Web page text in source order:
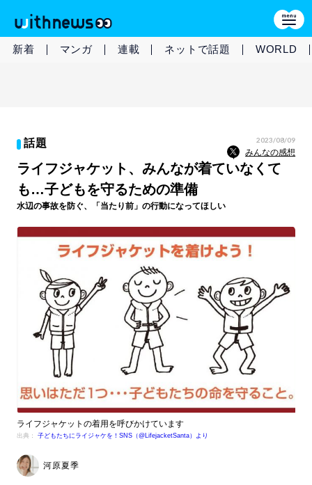
新着 マンガ 連載 ネットで話題 WORLD
話題 2023/08/09
みんなの感想
ライフジャケット、みんなが着ていなくて
も…子どもを守るための準備
水辺の事故を防ぐ、「当たり前」の行動になってほしい
ライフジャケットの着用を呼びかけています
出典： 子どもたちにライジャケを！SNS（@LifejacketSanta）より
河原夏季